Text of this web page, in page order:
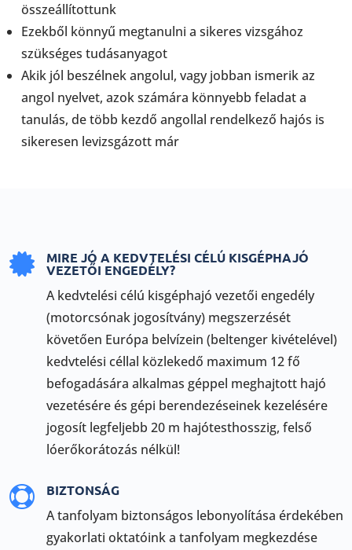
összeállítottunk
Ezekből könnyű megtanulni a sikeres vizsgához
szükséges tudásanyagot
Akik jól beszélnek angolul, vagy jobban ismerik az
angol nyelvet, azok számára könnyebb feladat a
tanulás, de több kezdő angollal rendelkező hajós is
sikeresen levizsgázott már
 MIRE JÓ A KEDVTELÉSI CÉLÚ KISGÉPHAJÓ
VEZETŐI ENGEDÉLY?
A kedvtelési célú kisgéphajó vezetői engedély
(motorcsónak jogosítvány) megszerzését
követően Európa belvízein (beltenger kivételével)
kedvtelési céllal közlekedő maximum 12 fő
befogadására alkalmas géppel meghajtott hajó
vezetésére és gépi berendezéseinek kezelésére
jogosít legfeljebb 20 m hajótesthosszig, felső
lóerőkorátozás nélkül!
 BIZTONSÁG
A tanfolyam biztonságos lebonyolítása érdekében
gyakorlati oktatóink a tanfolyam megkezdése